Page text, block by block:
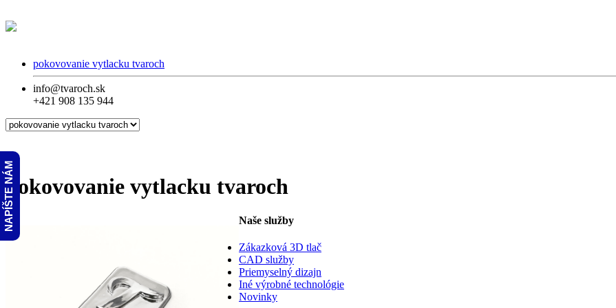
pokovovanie vytlacku tvaroch
info@tvaroch.sk
+421 908 135 944
pokovovanie vytlacku tvaroch
Naše služby
Zákazková 3D tlač
CAD služby
Priemyselný dizajn
Iné výrobné technológie
Novinky
NAPÍŠTE NÁM